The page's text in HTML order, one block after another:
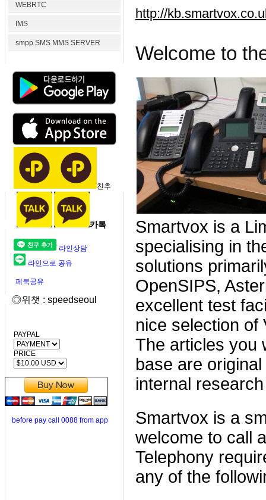
WEBRTC
IMS
smpp SMS MMS SERVER
친추
카톡
라인상담
라인으로 공유
페북공유
◎위챗 : speedseoul
PAYPAL
PRICE
before pay call 0088 from app
http://
Welcome to
Smartvox is a
specialising in
solutions
OpenSIPS,
excellent test
nice selection of
The articles you
base are
internal
Smartvox is a
welcome to call
Telephony
any of the